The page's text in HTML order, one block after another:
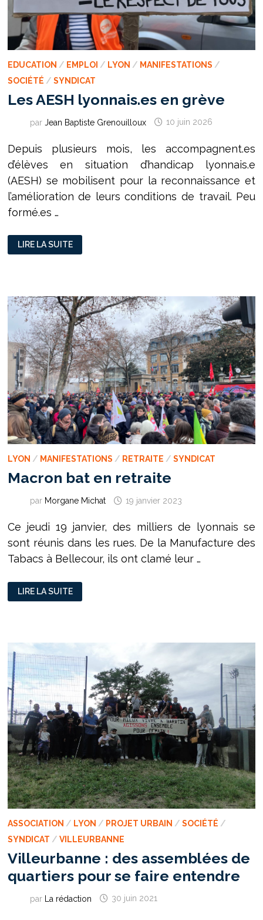
EDUCATION / EMPLOI / LYON / MANIFESTATIONS /
SOCIÉTÉ / SYNDICAT
Les AESH lyonnais.es en grève
par Jean Baptiste Grenouilloux 10 juin 2026
Depuis plusieurs mois, les accompagnent.es
d’élèves en situation d’handicap lyonnais.e
(AESH) se mobilisent pour la reconnaissance et
l’amélioration de leurs conditions de travail. Peu
formé.es …
LES
AESH
LYONNAIS.ES
LIRE LA SUITE
LYON / MANIFESTATIONS / RETRAITE / SYNDICAT
Macron bat en retraite
par Morgane Michat 19 janvier 2023
Ce jeudi 19 janvier, des milliers de lyonnais se
sont réunis dans les rues. De la Manufacture des
Tabacs à Bellecour, ils ont clamé leur …
MACRON
BAT
EN
LIRE LA SUITE
ASSOCIATION / LYON / PROJET URBAIN / SOCIÉTÉ /
SYNDICAT / VILLEURBANNE
Villeurbanne : des assemblées de
quartiers pour se faire entendre
par La rédaction 30 juin 2021